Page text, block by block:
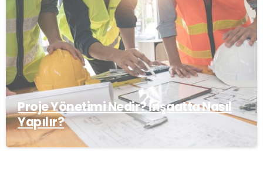
Proje Yönetimi Nedir? İnşaatta Nasıl
Yapılır?